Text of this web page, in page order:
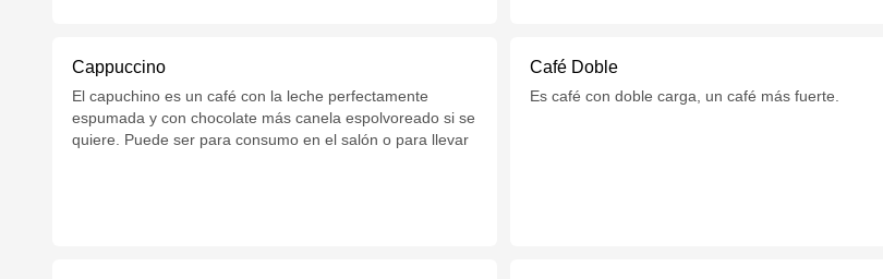
Cappuccino
El capuchino es un café con la leche perfectamente
espumada y con chocolate más canela espolvoreado si se
quiere. Puede ser para consumo en el salón o para llevar
Café Doble
Es café con doble carga, un café más fuerte.